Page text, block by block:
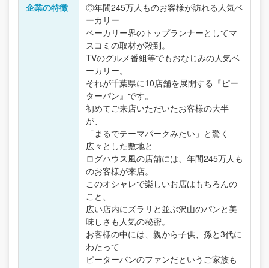
企業の特徴
◎年間245万人ものお客様が訪れる人気ベ
ーカリー
ベーカリー界のトップランナーとしてマ
スコミの取材が殺到。
TVのグルメ番組等でもおなじみの人気ベ
ーカリー。
それが千葉県に10店舗を展開する『ピー
ターパン』です。
初めてご来店いただいたお客様の大半
が、
「まるでテーマパークみたい」と驚く
広々とした敷地と
ログハウス風の店舗には、年間245万人も
のお客様が来店。
このオシャレで楽しいお店はもちろんの
こと、
広い店内にズラリと並ぶ沢山のパンと美
味しさも人気の秘密。
お客様の中には、親から子供、孫と3代に
わたって
ピーターパンのファンだというご家族も